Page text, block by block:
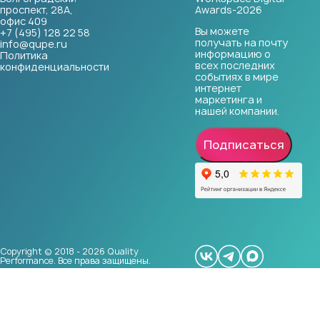
проспект, 28А,
офис 409
+7 (495) 128 22 58
info@qupe.ru
Политика
конфиденциальности
Awards-2026
Вы можете
получать на почту
информацию о
всех последних
событиях в мире
интернет
маркетинга и
нашей компании.
Подписаться
Copyright © 2018 - 2026 Quality
Performance. Все права защищены.